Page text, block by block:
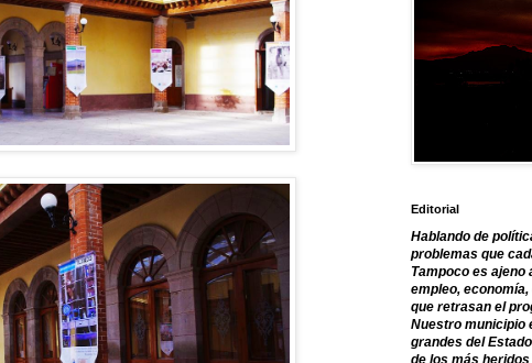
Editorial
Hablando de
problemas que
Tampoco es ajeno
empleo,
que retrasan el
Nuestro municipio
grandes del
de los más